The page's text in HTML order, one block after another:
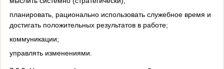
планировать, рационально использовать служебное время и
достигать положительных результатов в работе;
коммуникации;
управлять изменениями.